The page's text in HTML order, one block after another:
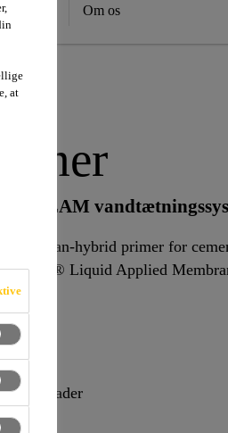
Om os
for LAM
hybrid primer for
af Sika® Liquid Applied
overflader
at